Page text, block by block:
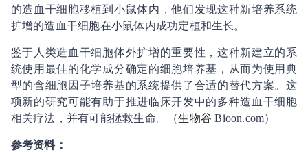
的造血干细胞移植到小鼠体内，他们发现这种新培养系统
扩增的造血干细胞在小鼠体内成功定植和生长。
鉴于人类造血干细胞体外扩增的重要性，这种新建立的系
统使用最佳的化学成分确定的细胞培养基，从而为使用典
型的含细胞因子培养基的系统提供了合适的替代方案。这
项新的研究可能有助于推进临床开发中的多种造血干细胞
相关疗法，并有可能拯救生命。（生物谷 Bioon.com）
参考资料：